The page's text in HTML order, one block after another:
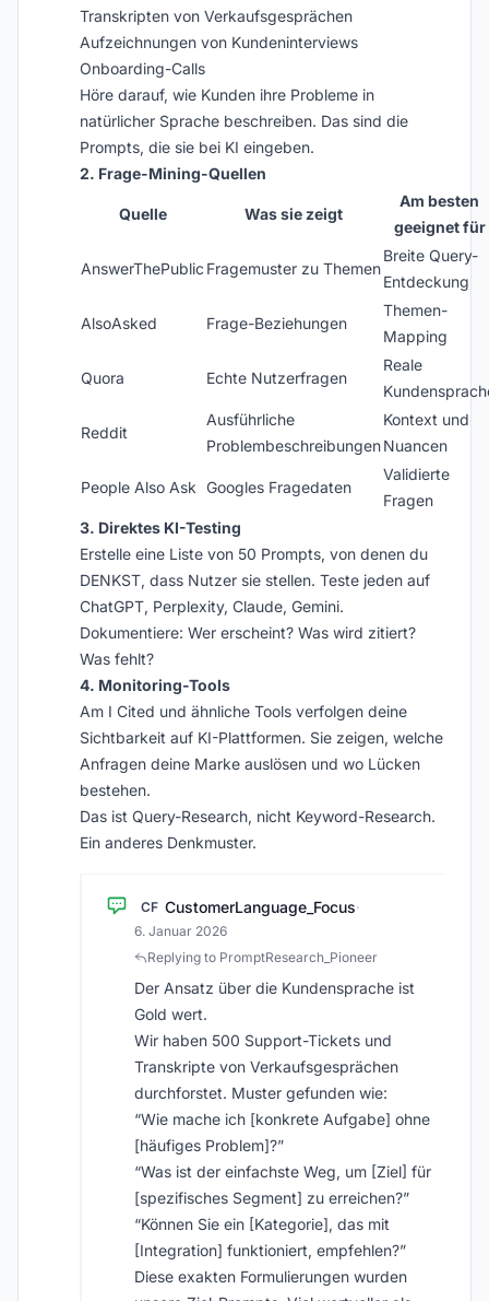
Transkripten von Verkaufsgesprächen
Aufzeichnungen von Kundeninterviews
Onboarding-Calls
Höre darauf, wie Kunden ihre Probleme in
natürlicher Sprache beschreiben. Das sind die
Prompts, die sie bei KI eingeben.
2. Frage-Mining-Quellen
Quelle Was sie zeigt
Am besten
geeignet für
AnswerThePublic Fragemuster zu Themen
Breite Query-
Entdeckung
AlsoAsked Frage-Beziehungen
Themen-
Mapping
Quora Echte Nutzerfragen
Reale
Reddit
Ausführliche
Problembeschreibungen
Kontext und
Nuancen
People Also Ask Googles Fragedaten
Validierte
Fragen
3. Direktes KI-Testing
Erstelle eine Liste von 50 Prompts, von denen du
DENKST, dass Nutzer sie stellen. Teste jeden auf
ChatGPT, Perplexity, Claude, Gemini.
Dokumentiere: Wer erscheint? Was wird zitiert?
Was fehlt?
4. Monitoring-Tools
Am I Cited und ähnliche Tools verfolgen deine
Sichtbarkeit auf KI-Plattformen. Sie zeigen, welche
Anfragen deine Marke auslösen und wo Lücken
bestehen.
Das ist Query-Research, nicht Keyword-Research.
Ein anderes Denkmuster.
CF CustomerLanguage_Focus·
6. Januar 2026
Replying to PromptResearch_Pioneer
Der Ansatz über die Kundensprache ist
Gold wert.
Wir haben 500 Support-Tickets und
Transkripte von Verkaufsgesprächen
durchforstet. Muster gefunden wie:
“Wie mache ich [konkrete Aufgabe] ohne
[häufiges Problem]?”
“Was ist der einfachste Weg, um [Ziel] für
[spezifisches Segment] zu erreichen?”
“Können Sie ein [Kategorie], das mit
[Integration] funktioniert, empfehlen?”
Diese exakten Formulierungen wurden